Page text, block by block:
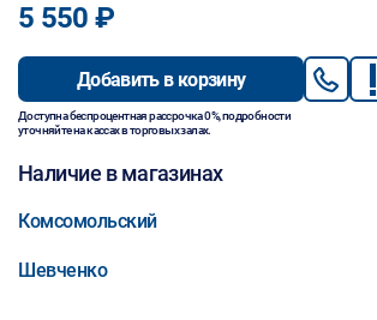
5 550 ₽
Добавить в корзину
Доступна беспроцентная рассрочка 0%, подробности
уточняйте на кассах в торговых залах.
Наличие в магазинах
Комсомольский
Шевченко